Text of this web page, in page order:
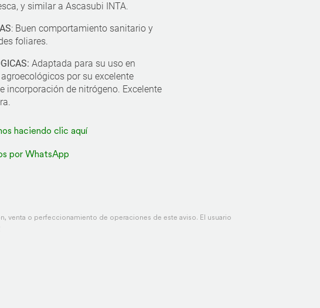
y similar a Ascasubi INTA.
: Buen comportamiento sanitario y
foliares.
Adaptada para su uso en
por su excelente
incorporación de nitrógeno. Excelente
haciendo clic aquí
por WhatsApp
venta o perfeccionamiento de operaciones de este aviso. El usuario